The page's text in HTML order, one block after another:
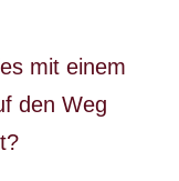
mit einem
den Weg